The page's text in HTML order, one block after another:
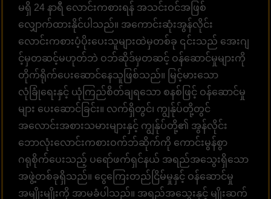
မရှိ 24 နာရီ လောင်းကစားရန် အသင်းဝင်အဖြစ်
လျှောက်ထားနိုင်ပါသည်။ အကောင်းဆုံးအွန်လိုင်း
လောင်းကစားပံ့ပိုးပေးသူများထဲမှတစ်ခု ၎င်းသည် အေးဂျ
င့်မှတဆင့်မဟုတ်ဘဲ ဝဘ်ဆိုဒ်မှတဆင့် ဝန်ဆောင်မှုများကို
တိုက်ရိုက်ပေးဆောင်နေသူဖြစ်သည်။ မြင့်မားသော
လုံခြုံရေးနှင့် ယုံကြည်စိတ်ချရသော စနစ်ဖြင့် ဝန်ဆောင်မှု
များ ပေးဆောင်ခြင်း။ လက်ရှိတွင်၊ ကျွန်ုပ်တို့တွင်
အလောင်းအစားသမားများနှင့် ကျွန်ုပ်တို့၏ အွန်လိုင်း
ဘောလုံးလောင်းကစားဝက်ဘ်ဆိုက်ကို ကောင်းမွန်စွာ
ဂရုစိုက်ပေးသည့် ပရော်ဖက်ရှင်နယ် အရည်အသွေးရှိသော
အဖွဲ့တစ်ခုရှိသည်။ ငွေကြေးတည်ငြိမ်မှုနှင့် ဝန်ဆောင်မှု
အမျိုးမျိုးကို အာမခံပါသည်။ အရည်အသွေးနှင့် မျိုးဆက်